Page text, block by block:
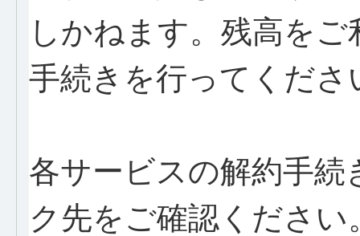
しかねます。残高を
手続きを行ってくださ
各サービスの解約手
ク先をご確認ください